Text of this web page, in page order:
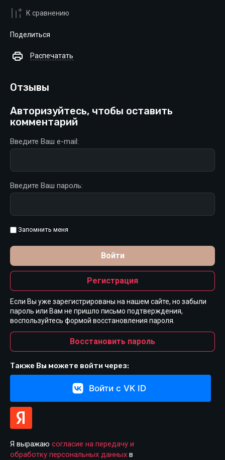
К сравнению
Поделиться
Распечатать
Отзывы
Авторизуйтесь, чтобы оставить
комментарий
Введите Ваш e-mail:
Введите Ваш пароль:
Запомнить меня
Войти
Регистрация
Если Вы уже зарегистрированы на нашем сайте, но забыли
пароль или Вам не пришло письмо подтверждения,
воспользуйтесь формой восстановления пароля.
Восстановить пароль
Также Вы можете войти через:
Войти с VK ID
Я выражаю согласие на передачу и
обработку персональных данных в